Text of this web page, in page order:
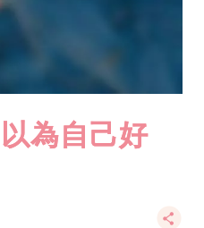
為自己好